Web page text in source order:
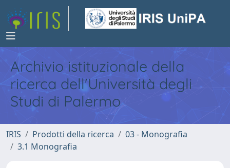
Archivio istituzionale della
ricerca dell'Università degli
Studi di Palermo
IRIS Prodotti della ricerca
03 - Monografia
3.1 Monografia